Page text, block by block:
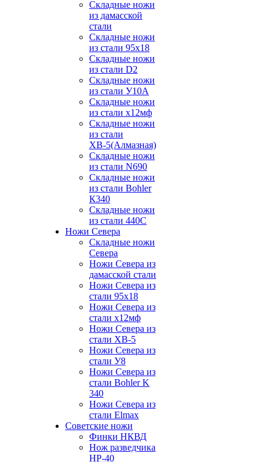
Складные ножи
из дамасской
стали
Складные ножи
из стали 95х18
Складные ножи
из стали D2
Складные ножи
из стали У10А
Складные ножи
из стали х12мф
Складные ножи
из стали
ХВ-5(Алмазная)
Складные ножи
из стали N690
Складные ножи
из стали Bohler
К340
Складные ножи
из стали 440С
Ножи Севера
Складные ножи
Севера
Ножи Севера из
дамасской стали
Ножи Севера из
стали 95х18
Ножи Севера из
стали х12мф
Ножи Севера из
стали ХВ-5
Ножи Севера из
стали У8
Ножи Севера из
стали Bohler K
340
Ножи Севера из
стали Elmax
Советские ножи
Финки НКВД
Нож разведчика
НР-40